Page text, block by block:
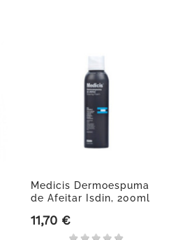
Medicis Dermoespuma
de Afeitar Isdin, 200ml
Precio
11,70 €